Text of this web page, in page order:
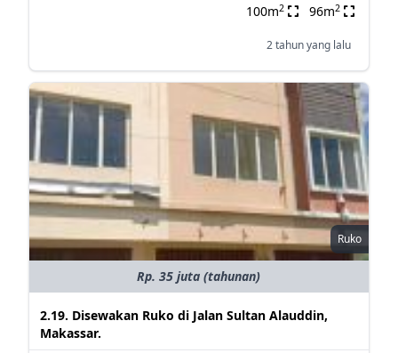
100m2 96m2
2 tahun yang lalu
Ruko
Rp. 35 juta (tahunan)
2.19. Disewakan Ruko di Jalan Sultan Alauddin,
Makassar.